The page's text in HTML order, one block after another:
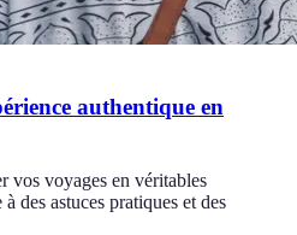
authentique en
vos voyages en véritables
des astuces pratiques et des